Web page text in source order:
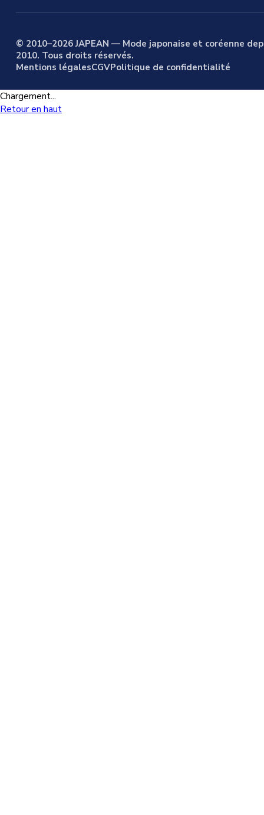
© 2010–2026 JAPEAN — Mode japonaise et coréenne
2010. Tous droits réservés.
Mentions légalesCGVPolitique de confidentialité
Chargement...
Retour en haut